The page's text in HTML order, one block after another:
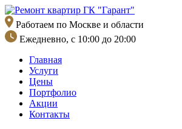
Перейти
к
содержимому
Работаем по Москве и области
Ежедневно, с 10:00 до 20:00
Главная
Услуги
Цены
Портфолио
Акции
Контакты